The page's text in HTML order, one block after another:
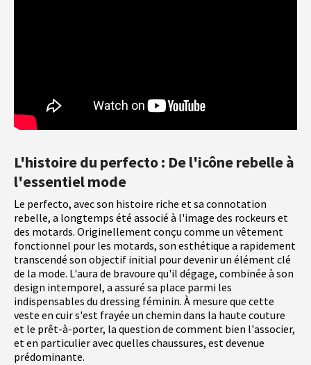
L'histoire du perfecto : De l'icône rebelle à
l'essentiel mode
Le perfecto, avec son histoire riche et sa connotation
rebelle, a longtemps été associé à l'image des rockeurs et
des motards. Originellement conçu comme un vêtement
fonctionnel pour les motards, son esthétique a rapidement
transcendé son objectif initial pour devenir un élément clé
de la mode. L'aura de bravoure qu'il dégage, combinée à son
design intemporel, a assuré sa place parmi les
indispensables du dressing féminin. À mesure que cette
veste en cuir s'est frayée un chemin dans la haute couture
et le prêt-à-porter, la question de comment bien l'associer,
et en particulier avec quelles chaussures, est devenue
prédominante.